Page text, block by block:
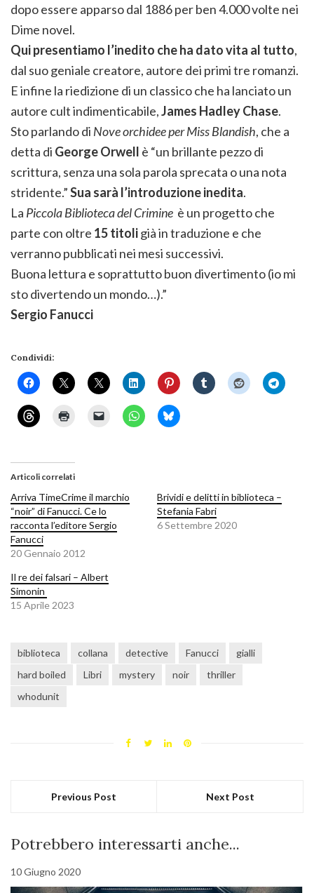
dopo essere apparso dal 1886 per ben 4.000 volte nei
Dime novel.
Qui presentiamo l’inedito che ha dato vita al tutto,
dal suo geniale creatore, autore dei primi tre romanzi.
E infine la riedizione di un classico che ha lanciato un
autore cult indimenticabile,James Hadley Chase.
Sto parlando di Nove orchidee per Miss Blandish, che a
detta di George Orwell è “un brillante pezzo di
scrittura, senza una sola parola sprecata o una nota
stridente.”Sua sarà l’introduzione inedita.
La Piccola Biblioteca del Crimine è un progetto che
parte con oltre 15 titoligià in traduzione e che
verranno pubblicati nei mesi successivi.
Buona lettura e soprattutto buon divertimento (io mi
sto divertendo un mondo…).”
Sergio Fanucci
Condividi:
Articoli correlati
Arriva TimeCrime il marchio
“noir” di Fanucci. Ce lo
racconta l’editore Sergio
Fanucci
20 Gennaio 2012
Brividi e delitti in biblioteca –
Stefania Fabri
6 Settembre 2020
Il re dei falsari – Albert
Simonin
15 Aprile 2023
biblioteca collana detective Fanucci
gialli
hard boiled
Libri mystery noir
thriller
whodunit
Previous Post Next Post
Potrebbero interessarti anche...
10 Giugno 2020